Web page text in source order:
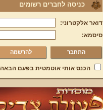
כניסה לחברים רשומים
דואר אלקטרוני:
סיסמא:
להרשמה
הכנס אותי אוטמטית בפעם הבאה